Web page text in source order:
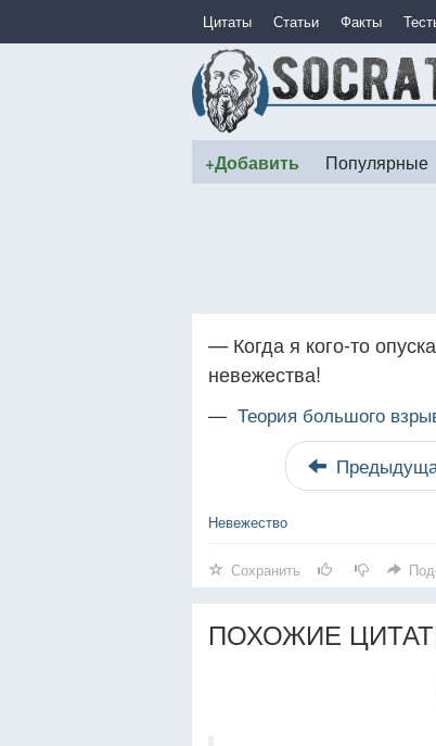
Цитаты Статьи Факты
+Добавить Популярные
— Когда я кого-то
невежества!
— Теория большого
Невежество
Сохранить
ПОХОЖИЕ